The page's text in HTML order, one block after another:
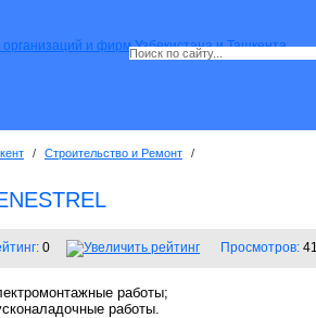
/ Строительство и Ремонт /
0 Просмотров:
работы;
работы.